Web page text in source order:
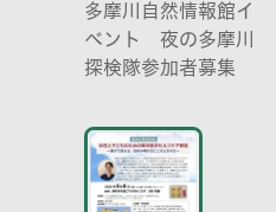
多摩川自然情報館イ
ベント 夜の多摩川
探検隊参加者募集